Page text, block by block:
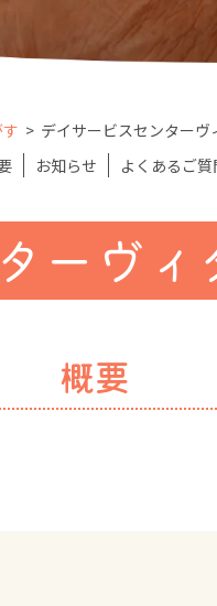
> デイサービスセンター
お知らせ よくあるご質
ーヴ
概要